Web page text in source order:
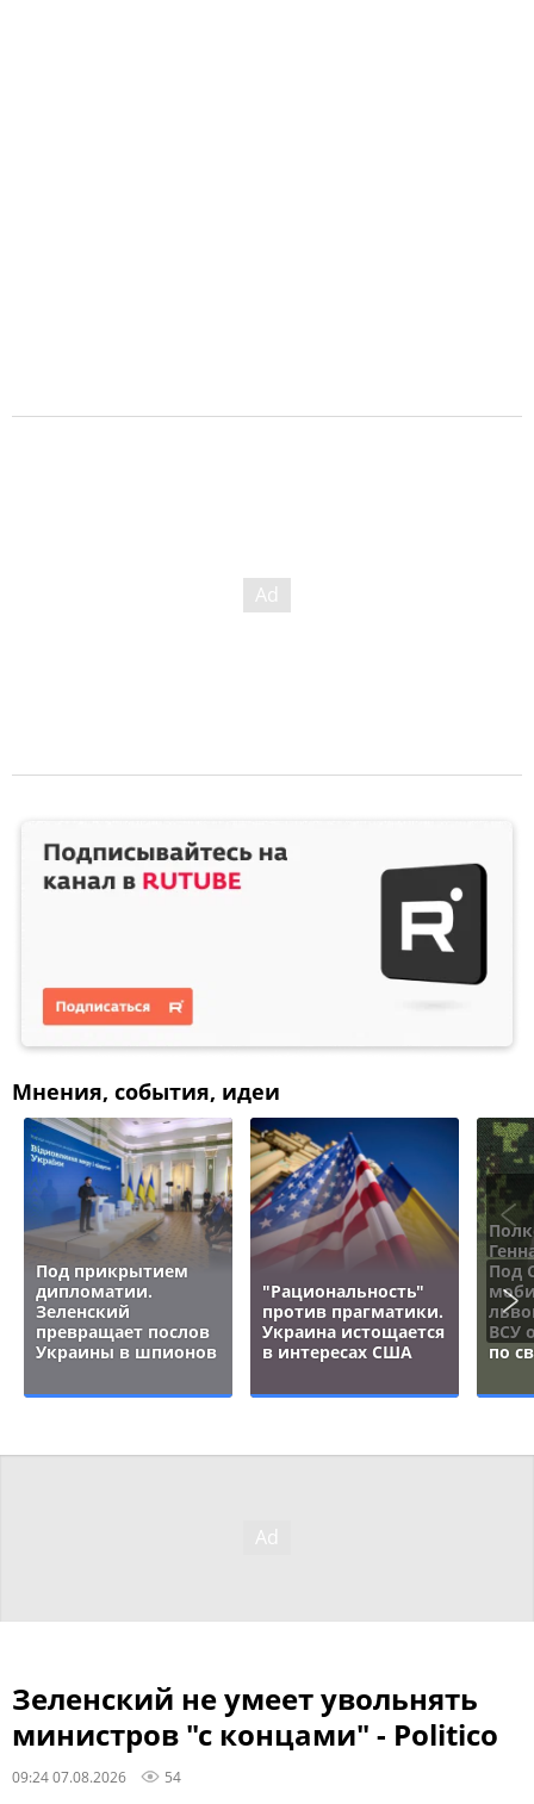
Мнения, события, идеи
Под прикрытием
дипломатии.
Зеленский
превращает послов
Украины в шпионов
"Рациональность"
против прагматики.
Украина истощается
в интересах США
Под
ВСУ
по
Зеленский не умеет увольнять
министров "с концами" - Politico
09:24 07.08.2026 54